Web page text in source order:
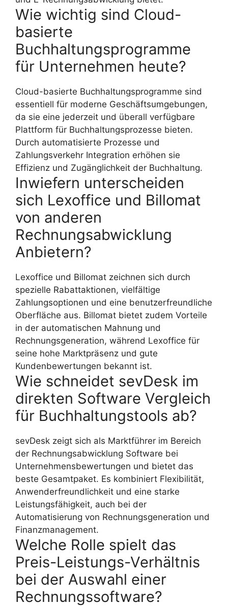
Wie wichtig sind Cloud-
basierte
Buchhaltungsprogramme
für Unternehmen heute?
Cloud-basierte Buchhaltungsprogramme sind
essentiell für moderne Geschäftsumgebungen,
da sie eine jederzeit und überall verfügbare
Plattform für Buchhaltungsprozesse bieten.
Durch automatisierte Prozesse und
Zahlungsverkehr Integration erhöhen sie
Effizienz und Zugänglichkeit der Buchhaltung.
Inwiefern unterscheiden
sich Lexoffice und Billomat
von anderen
Rechnungsabwicklung
Anbietern?
Lexoffice und Billomat zeichnen sich durch
spezielle Rabattaktionen, vielfältige
Zahlungsoptionen und eine benutzerfreundliche
Oberfläche aus. Billomat bietet zudem Vorteile
in der automatischen Mahnung und
Rechnungsgeneration, während Lexoffice für
seine hohe Marktpräsenz und gute
Kundenbewertungen bekannt ist.
Wie schneidet sevDesk im
direkten Software Vergleich
für Buchhaltungstools ab?
sevDesk zeigt sich als Marktführer im Bereich
der Rechnungsabwicklung Software bei
Unternehmensbewertungen und bietet das
beste Gesamtpaket. Es kombiniert Flexibilität,
Anwenderfreundlichkeit und eine starke
Leistungsfähigkeit, auch bei der
Automatisierung von Rechnungsgeneration und
Finanzmanagement.
Welche Rolle spielt das
Preis-Leistungs-Verhältnis
bei der Auswahl einer
Rechnungssoftware?